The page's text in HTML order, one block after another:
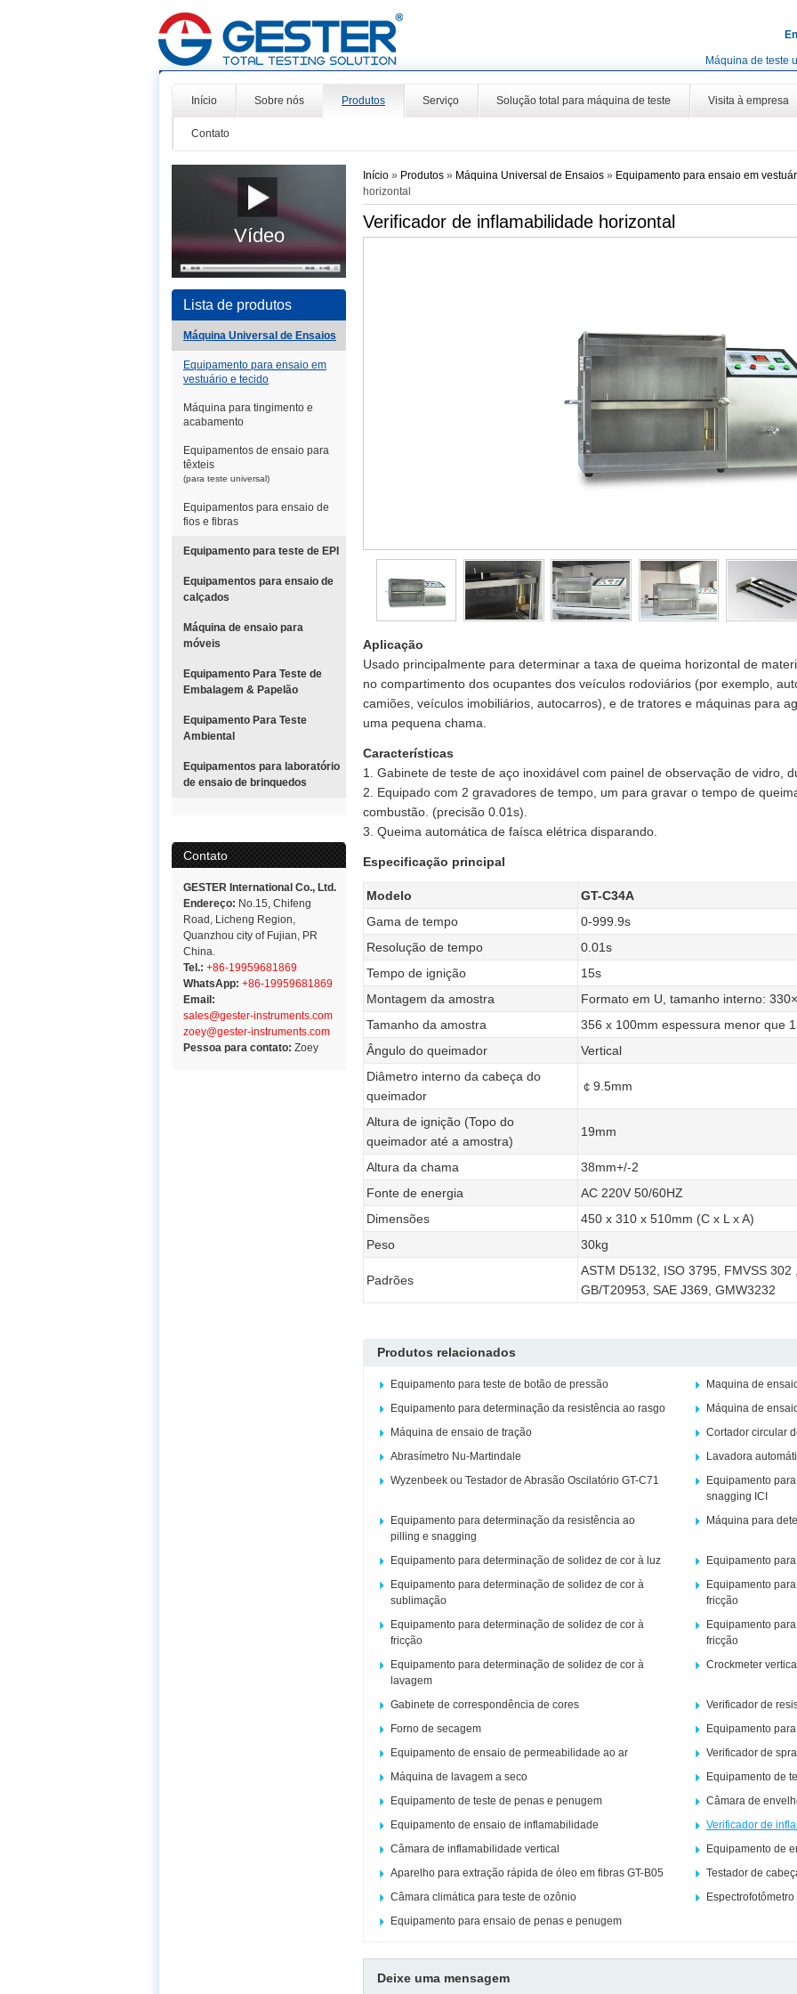
Máquina de teste
Início Sobre nós Produtos Serviço Solução total para máquina de teste Visita à empresa
Contato
Vídeo
Lista de produtos
Máquina Universal de Ensaios
Equipamento para ensaio em
vestuário e tecido
Máquina para tingimento e
acabamento
Equipamentos de ensaio para
têxteis
(para teste universal)
Equipamentos para ensaio de
fios e fibras
Equipamento para teste de EPI
Equipamentos para ensaio de
calçados
Máquina de ensaio para
móveis
Equipamento Para Teste de
Embalagem & Papelão
Equipamento Para Teste
Ambiental
Equipamentos para laboratório
de ensaio de brinquedos
Contato
GESTER International Co., Ltd.
Endereço: No.15, Chifeng
Road, Licheng Region,
Quanzhou city of Fujian, PR
China.
Tel.: +86-19959681869
WhatsApp: +86-19959681869
Email:
sales@gester-instruments.com
zoey@gester-instruments.com
Pessoa para contato: Zoey
Início » Produtos » Máquina Universal de Ensaios » Equipamento para ensaio em
horizontal
Verificador de inflamabilidade horizontal
Aplicação
Usado principalmente para determinar a taxa de queima horizontal de
no compartimento dos ocupantes dos veículos rodoviários (por exemplo,
camiões, veículos imobiliários, autocarros), e de tratores e máquinas para
uma pequena chama.
Características
1. Gabinete de teste de aço inoxidável com painel de observação de vidro,
2. Equipado com 2 gravadores de tempo, um para gravar o tempo de
combustão. (precisão 0.01s).
3. Queima automática de faísca elétrica disparando.
Especificação principal
Modelo
GT-C34A
Gama de tempo
0-999.9s
Resolução de tempo
0.01s
Tempo de ignição
15s
Montagem da amostra
Formato em U, tamanho interno:
Tamanho da amostra
356 x 100mm espessura menor que
Ângulo do queimador
Vertical
Diâmetro interno da cabeça do
queimador
￠9.5mm
Altura de ignição (Topo do
queimador até a amostra)
19mm
Altura da chama
38mm+/-2
Fonte de energia
AC 220V 50/60HZ
Dimensões
450 x 310 x 510mm (C x L x A)
Peso
30kg
Padrões
ASTM D5132, ISO 3795, FMVSS
GB/T20953, SAE J369, GMW3232
Produtos relacionados
Equipamento para teste de botão de pressão
Maquina de
Equipamento para determinação da resistência ao rasgo
Máquina de
Máquina de ensaio de tração
Cortador circular
Abrasímetro Nu-Martindale
Lavadora
Wyzenbeek ou Testador de Abrasão Oscilatório GT-C71
Equipamento
snagging ICI
Equipamento para determinação da resistência ao
pilling e snagging
Máquina para
Equipamento para determinação de solidez de cor à luz
Equipamento
Equipamento para determinação de solidez de cor à
sublimação
Equipamento
fricção
Equipamento para determinação de solidez de cor à
fricção
Equipamento
fricção
Equipamento para determinação de solidez de cor à
lavagem
Crockmeter
Gabinete de correspondência de cores
Verificador de
Forno de secagem
Equipamento
Equipamento de ensaio de permeabilidade ao ar
Verificador de
Máquina de lavagem a seco
Equipamento de
Equipamento de teste de penas e penugem
Câmara de
Equipamento de ensaio de inflamabilidade
Verificador de
Câmara de inflamabilidade vertical
Equipamento de
Aparelho para extração rápida de óleo em fibras GT-B05
Testador de
Câmara climática para teste de ozônio
Espectrofotômetro
Equipamento para ensaio de penas e penugem
Deixe uma mensagem